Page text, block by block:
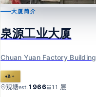
泉源工业大厦
Chuan Yuan Factory Building
大厦简介
泉源工业大厦
Chuan Yuan Factory Building
B+
观塘est.1966 11 层